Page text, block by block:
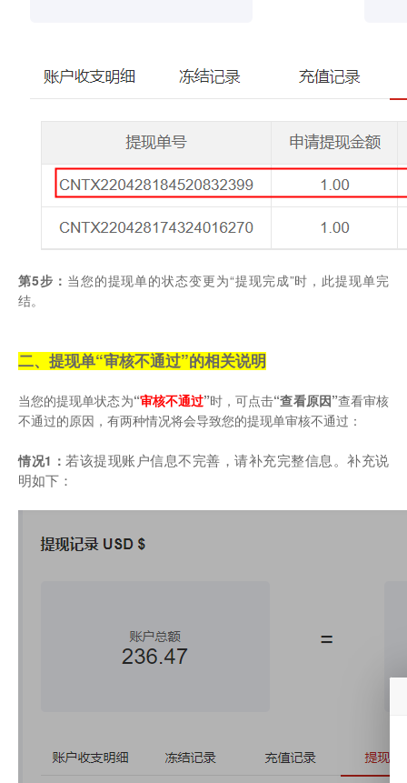
第5步： 当您的提现单的状态变更为“提现完成”时，此提现单完
结。
二、提现单“审核不通过”的相关说明
当您的提现单状态为“审核不通过”时，可点击“查看原因”查看审核
不通过的原因，有两种情况将会导致您的提现单审核不通过：
情况1： 若该提现账户信息不完善，请补充完整信息。补充说
明如下：